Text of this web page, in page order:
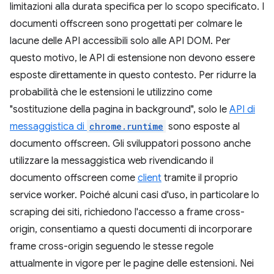
limitazioni alla durata specifica per lo scopo specificato. I
documenti offscreen sono progettati per colmare le
lacune delle API accessibili solo alle API DOM. Per
questo motivo, le API di estensione non devono essere
esposte direttamente in questo contesto. Per ridurre la
probabilità che le estensioni le utilizzino come
"sostituzione della pagina in background", solo le API di
messaggistica di chrome.runtime sono esposte al
documento offscreen. Gli sviluppatori possono anche
utilizzare la messaggistica web rivendicando il
documento offscreen come client tramite il proprio
service worker. Poiché alcuni casi d'uso, in particolare lo
scraping dei siti, richiedono l'accesso a frame cross-
origin, consentiamo a questi documenti di incorporare
frame cross-origin seguendo le stesse regole
attualmente in vigore per le pagine delle estensioni. Nei